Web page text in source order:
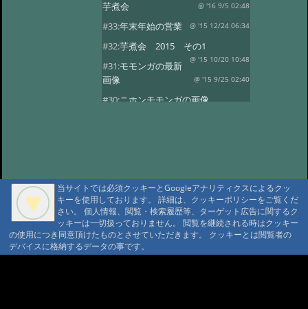
芋煮会
@ '16 9/5 02:48
#33:年末年始の営業 @ '15 12/24 06:34
#32:芋煮会 2015 その1
@ '15 10/20 10:48
#31:モモンガの最新
画像
@ '15 9/25 02:40
#30:ニホンモモンガの画像
#26:芋煮会2 @ '14 10/27 21:06
#7:芋煮会 @ '14 10/8 21:29
#7:今年も宜しくお願い致します
#6:ヤマネの冬眠写真
当サイトでは必須クッキーとGoogleアナリティクスによるクッ
キーを使用しております。 詳細は、クッキーポリシーをご覧くだ
さい。 個人情報、閲覧・検索履歴等、ターゲット広告に関するク
ッキーは一切扱っておりません。 閲覧を継続される時はクッキー
の使用につき同意頂けたものとさせていただきます。 クッキーとは閲覧者の
デバイスに格納するデータの事です。